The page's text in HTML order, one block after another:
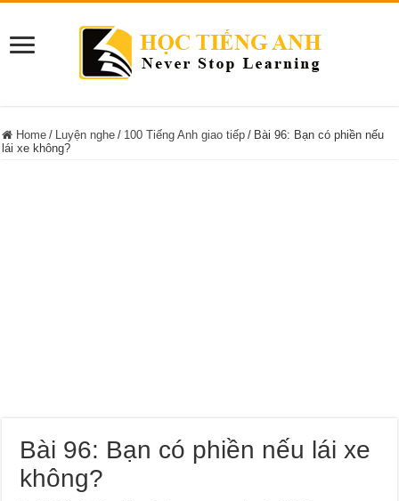
Home / Luyện nghe / 100 Tiếng Anh giao tiếp / Bài 96: Bạn có phiền nếu
lái xe không?
Bài 96: Bạn có phiền nếu lái xe
không?